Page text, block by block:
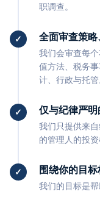
职调查。
全面审查策
我们会审查每
值方法、税务
计、行政与托管
仅与纪律严
我们只提供来
的管理人的投资
围绕你的目标
我们的目标是